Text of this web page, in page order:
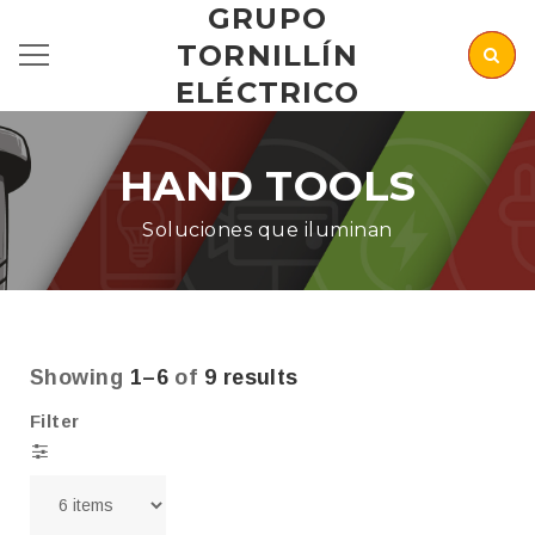
GRUPO
TORNILLÍN
ELÉCTRICO
HAND TOOLS
Soluciones que iluminan
Showing 1–6of 9 results
Filter